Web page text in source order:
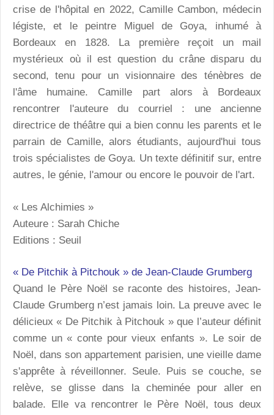
crise de l'hôpital en 2022, Camille Cambon, médecin
légiste, et le peintre Miguel de Goya, inhumé à
Bordeaux en 1828. La première reçoit un mail
mystérieux où il est question du crâne disparu du
second, tenu pour un visionnaire des ténèbres de
l'âme humaine. Camille part alors à Bordeaux
rencontrer l'auteure du courriel : une ancienne
directrice de théâtre qui a bien connu les parents et le
parrain de Camille, alors étudiants, aujourd'hui tous
trois spécialistes de Goya. Un texte définitif sur, entre
autres, le génie, l'amour ou encore le pouvoir de l'art.
« Les Alchimies »
Auteure : Sarah Chiche
Editions : Seuil
« De Pitchik à Pitchouk » de Jean-Claude Grumberg
Quand le Père Noël se raconte des histoires, Jean-
Claude Grumberg n’est jamais loin. La preuve avec le
délicieux « De Pitchik à Pitchouk » que l’auteur définit
comme un « conte pour vieux enfants ». Le soir de
Noël, dans son appartement parisien, une vieille dame
s'apprête à réveillonner. Seule. Puis se couche, se
relève, se glisse dans la cheminée pour aller en
balade. Elle va rencontrer le Père Noël, tous deux